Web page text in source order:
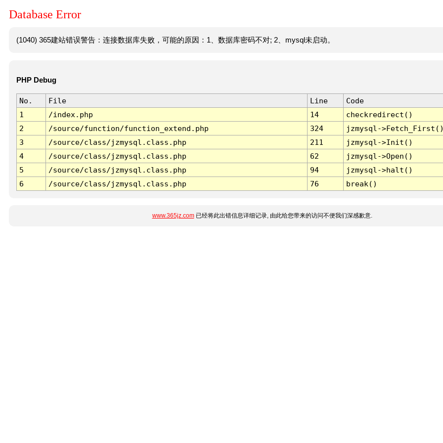
Database Error
(1040) 365建站错误警告：连接数据库失败，可能的原因：1、数据库密码不对; 2、mysql未启动。
PHP Debug
No. File Line
Code
1
/index.php 14
checkredirect()
2
/source/function/function_extend.php 324
jzmysql-
3
/source/class/jzmysql.class.php 211
jzmysql->Init()
4
/source/class/jzmysql.class.php 62
jzmysql->Open()
5
/source/class/jzmysql.class.php 94
jzmysql->halt()
6
/source/class/jzmysql.class.php 76 break()
www.365jz.com已经将此出错信息详细记录, 由此给您带来的访问不便我们深感歉意.